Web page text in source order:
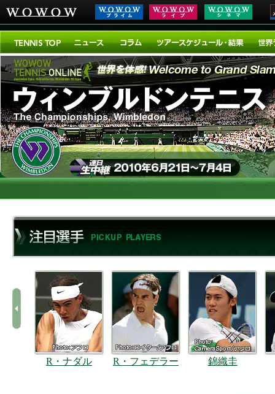
R・ナダル R・フェデラー 錦織圭